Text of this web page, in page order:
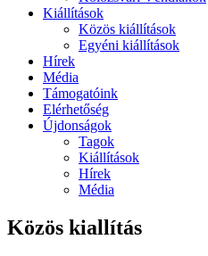
Kiállítások
Közös kiállítások
Egyéni kiállítások
Hírek
Média
Támogatóink
Elérhetőség
Újdonságok
Tagok
Kiállítások
Hírek
Média
Közös kiallítás